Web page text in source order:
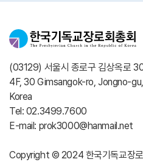
(03129) 서울시 종로구 김상옥로
4F, 30 Gimsangok-ro, Jongno-
Korea
Tel: 02.3499.7600
E-mail: prok3000@hanmail.net
Copyright © 2024 한국기독교장